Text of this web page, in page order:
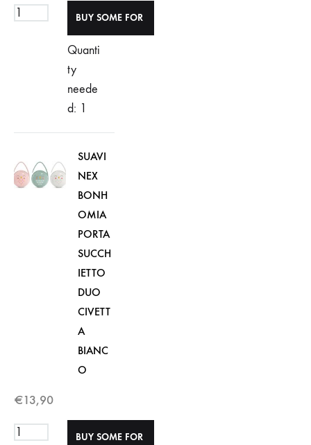
Quanti
ty
neede
d: 1
SUAVI
NEX
BONH
OMIA
PORTA
SUCCH
IETTO
DUO
CIVETT
A
BIANC
O
€13,90